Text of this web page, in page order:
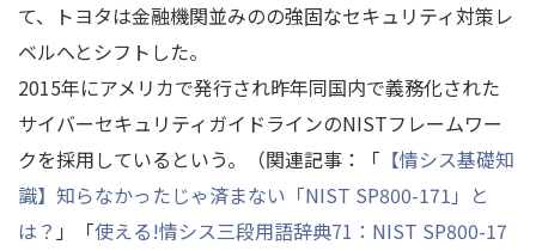
て、トヨタは金融機関並みのの強固なセキュリティ対策レ
ベルへとシフトした。
2015年にアメリカで発行され昨年同国内で義務化された
サイバーセキュリティガイドラインのNISTフレームワー
クを採用しているという。（関連記事：「 【情シス基礎知
識】知らなかったじゃ済まない「NIST SP800-171」と
は？ 」「使える!情シス三段用語辞典71：NIST SP800-17